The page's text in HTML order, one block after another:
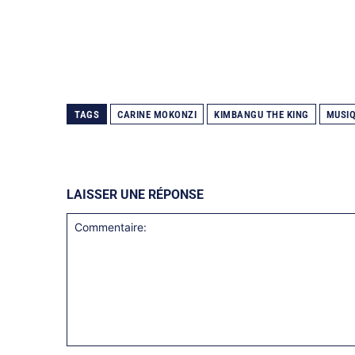
TAGS CARINE MOKONZI KIMBANGU THE KING
LAISSER UNE RÉPONSE